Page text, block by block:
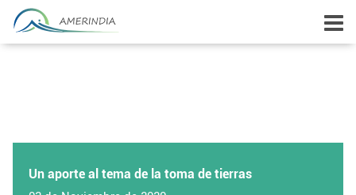
Un aporte al tema de la toma de tierras